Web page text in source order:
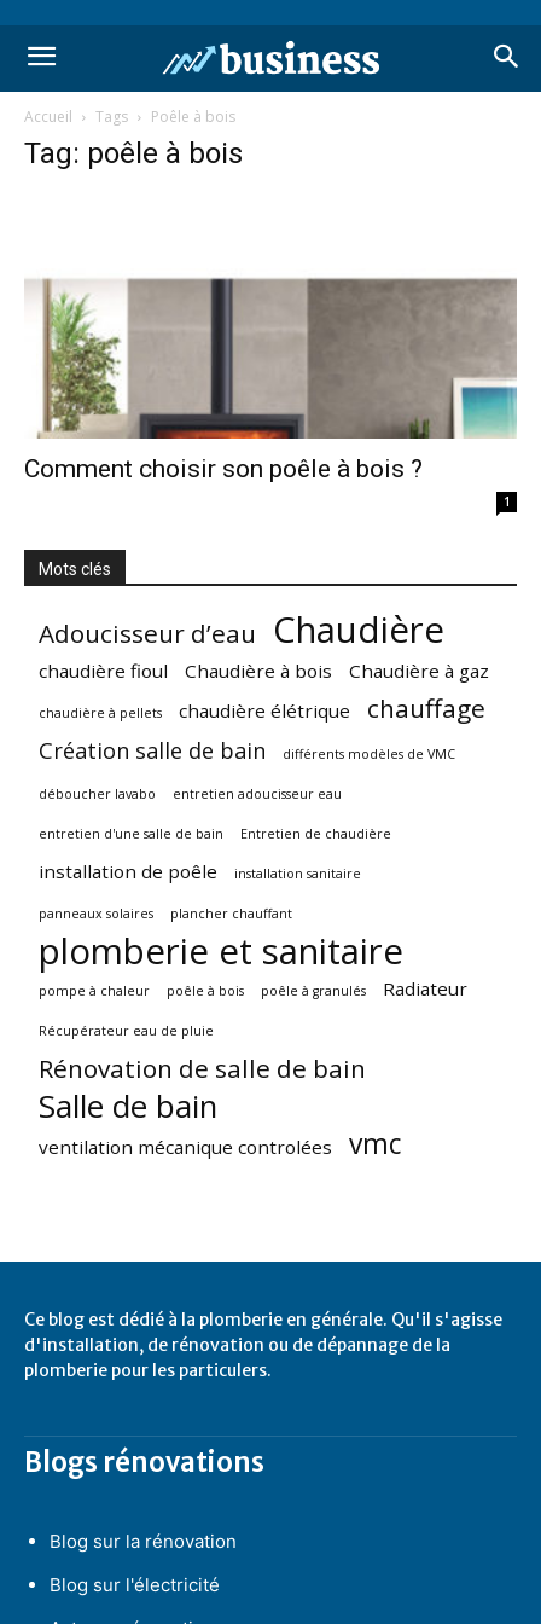
Accueil Tags Poêle à bois
Tag: poêle à bois
Comment choisir son poêle à bois ?
1
Mots clés
Adoucisseur d’eau Chaudière
chaudière fioul Chaudière à bois Chaudière à gaz
chaudière à pellets chaudière élétrique chauffage
Création salle de bain différents modèles de VMC
déboucher lavabo entretien adoucisseur eau
entretien d'une salle de bain Entretien de chaudière
installation de poêle installation sanitaire
panneaux solaires plancher chauffant
plomberie et sanitaire
pompe à chaleur poêle à bois poêle à granulés Radiateur
Récupérateur eau de pluie
Rénovation de salle de bain
Salle de bain
ventilation mécanique controlées vmc
Ce blog est dédié à la plomberie en générale. Qu'il s'agisse
d'installation, de rénovation ou de dépannage de la
plomberie pour les particulers.
Blogs rénovations
Blog sur la rénovation
Blog sur l'électricité